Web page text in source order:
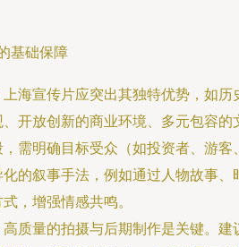
基础保障
海宣传片应突出其独特优势，如历
开放创新的商业环境、多元包容的
需明确目标受众（如投资者、游客
化的叙事手法，例如通过人物故事、
，增强情感共鸣。
质量的拍摄与后期制作是关键。建